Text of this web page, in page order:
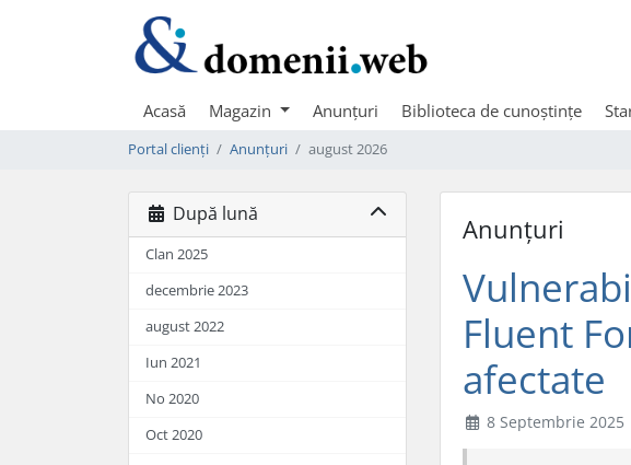
Acasă Magazin Anunțuri Biblioteca de cunoștințe
Portal clienți Anunțuri august 2026
După lună
Clan 2025
decembrie 2023
august 2022
Iun 2021
No 2020
Oct 2020
Anunțuri
Fluent
afectate
8 Septembrie 2025